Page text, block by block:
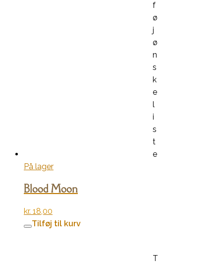
f
ø
j
ø
n
s
k
e
l
i
s
t
e
På lager
Blood Moon
kr. 18,00
Tilføj til kurv
T